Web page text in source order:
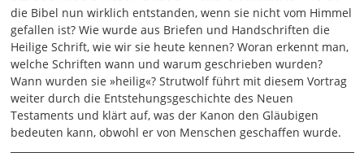
Wortlaut zum Beispiel des Alten Testaments ganz und gar
festzustellen, behaupten müssen, dass auch die
Vokalzeichen im hebräischen Text - nämlich im
hebräischen Text werden sozusagen die Konsonanten
geschrieben und dann werden Vokalzeichen angebracht,
um die Aussprache und auch den Sinn des Alten
Testaments eindeutig klar zu machen -, man musste also
behaupten, dass diese Vokalzeichen auch inspiriert seien.
die Bibel nun wirklich entstanden, wenn sie nicht vom Himmel
gefallen ist? Wie wurde aus Briefen und Handschriften die
Heilige Schrift, wie wir sie heute kennen? Woran erkennt man,
welche Schriften wann und warum geschrieben wurden?
Wann wurden sie »heilig«? Strutwolf führt mit diesem Vortrag
weiter durch die Entstehungsgeschichte des Neuen
Testaments und klärt auf, was der Kanon den Gläubigen
bedeuten kann, obwohl er von Menschen geschaffen wurde.